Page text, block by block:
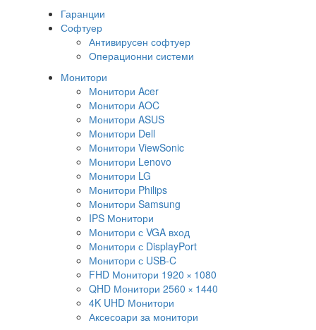
Гаранции
Софтуер
Антивирусен софтуер
Операционни системи
Монитори
Монитори Acer
Монитори AOC
Монитори ASUS
Монитори Dell
Монитори ViewSonic
Монитори Lenovo
Монитори LG
Монитори Philips
Монитори Samsung
IPS Монитори
Монитори с VGA вход
Монитори с DisplayPort
Монитори с USB-C
FHD Монитори 1920 × 1080
QHD Монитори 2560 × 1440
4K UHD Монитори
Аксесоари за монитори